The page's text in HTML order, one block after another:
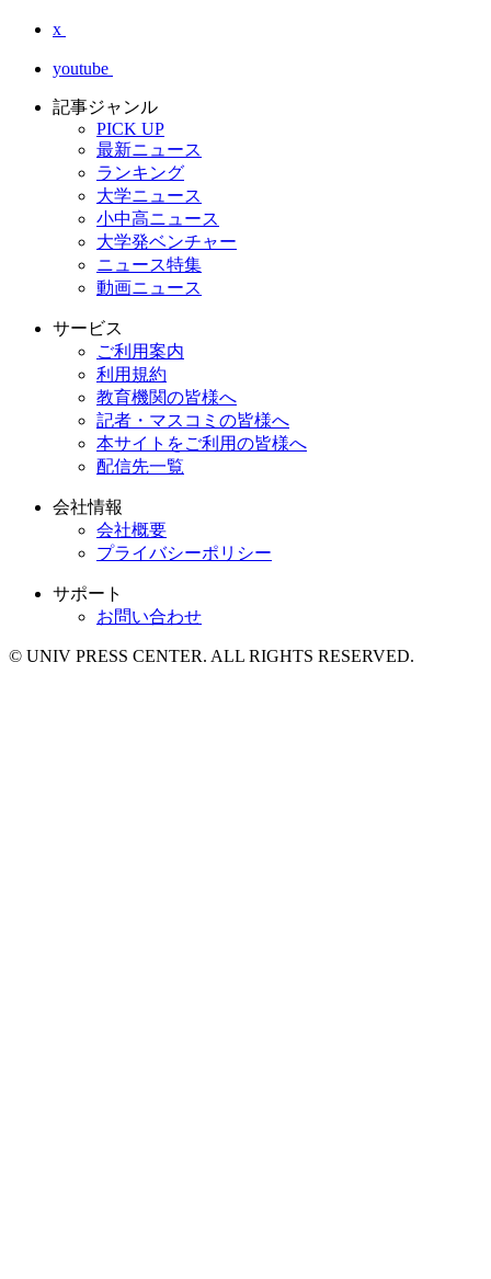
x
youtube
記事ジャンル
PICK UP
最新ニュース
ランキング
大学ニュース
小中高ニュース
大学発ベンチャー
ニュース特集
動画ニュース
サービス
ご利用案内
利用規約
教育機関の皆様へ
記者・マスコミの皆様へ
本サイトをご利用の皆様へ
配信先一覧
会社情報
会社概要
プライバシーポリシー
サポート
お問い合わせ
© UNIV PRESS CENTER. ALL RIGHTS RESERVED.